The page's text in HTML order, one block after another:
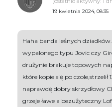
19 kwietnia 2024, 08:35
Haha banda leśnych
wypalonego typu Jovic czy
drużynie brakuje topowych
które kopie się po czole,strzelił
naprawdę dobry skrzydłowy
grzeje ławe a bezużyteczny